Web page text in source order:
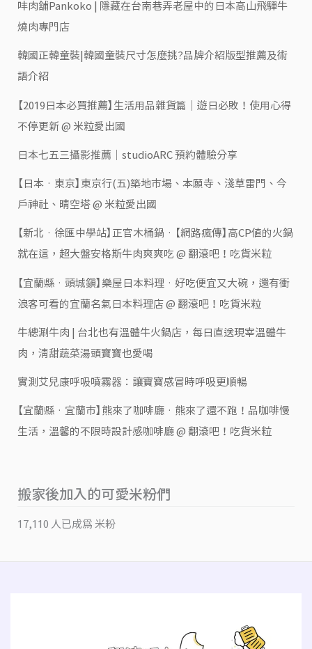
㕩肉舖Pankoko | 隱藏在台南巷弄老屋中的日本高山飛驒牛
燒肉專門店
韓國正韓童裝|韓國童裝尺寸怎麼挑?品牌介紹版型推薦及術
語介紹
【2019日本必買推薦】生活用品雜貨篇｜遊日必敗！使用心得
不停更新 @ 米粒愛出國
日本七五三攝影推薦｜studioARC 預約體驗分享
【日本‧東京】東京行(五)築地市場、本願寺、淺草雷門、今
戶神社、晴空塔 @ 米粒愛出國
【新北‧徐匯中學站】正官木桶鍋‧【網路瘋傳】高CP值的火鍋
就在這，超大盤安格斯牛肉爽爽吃 @ 翻滾吧！吃貨米粒
【宜蘭縣‧頭城鎮】樂屋日本料理‧好吃便宜又大碗，還有衝
浪客可看的宜蘭名氣日本料理店 @ 翻滾吧！吃貨米粒
牛總涮牛肉 | 台北也有溫體牛火鍋店，每日直送現宰溫體牛
肉，清甜蔬菜湯頭寶寶也愛喝
實測艾兒康呼吸噴霧器：讓寶寶感冒時呼吸更順暢
【宜蘭縣‧宜蘭市】熊來了咖啡廳‧熊來了還不跑！品咖啡慢
生活，溫馨的不限時設計感咖啡廳 @ 翻滾吧！吃貨米粒
搬家後加入的可愛米粉們
17,110 人已成為 米粉